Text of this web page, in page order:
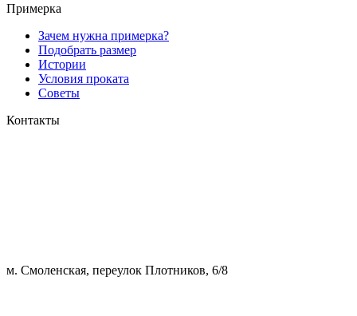
Примерка
Зачем нужна примерка?
Подобрать размер
Истории
Условия проката
Советы
Контакты
м. Смоленская, переулок Плотников, 6/8